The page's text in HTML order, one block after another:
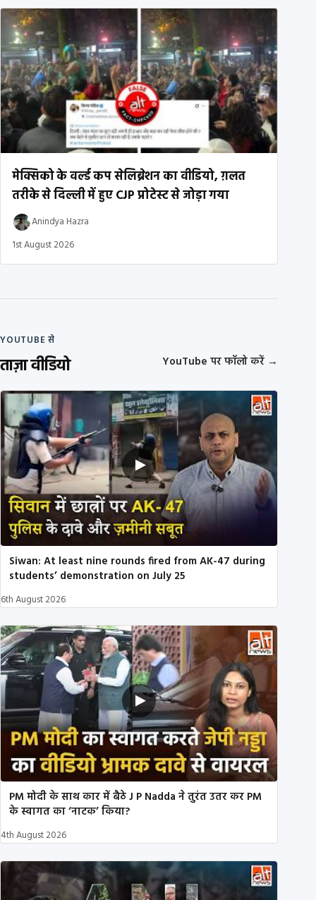
मेक्सिको के वर्ल्ड कप सेलिब्रेशन का वीडियो, ग़लत
तरीके से दिल्ली में हुए CJP प्रोटेस्ट से जोड़ा गया
Anindya Hazra
1st August 2026
YOUTUBE से
ताज़ा वीडियो YouTube पर फॉलो करें →
Siwan: At least nine rounds fired from AK-47 during
students’ demonstration on July 25
6th August 2026
PM मोदी के साथ कार में बैठे J P Nadda ने तुरंत उतर कर PM
के स्वागत का ‘नाटक’ किया?
4th August 2026